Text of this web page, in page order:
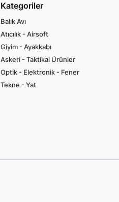
Kategoriler
Balık Avı
Atıcılık - Airsoft
Giyim - Ayakkabı
Askeri - Taktikal Ürünler
Optik - Elektronik - Fener
Tekne - Yat